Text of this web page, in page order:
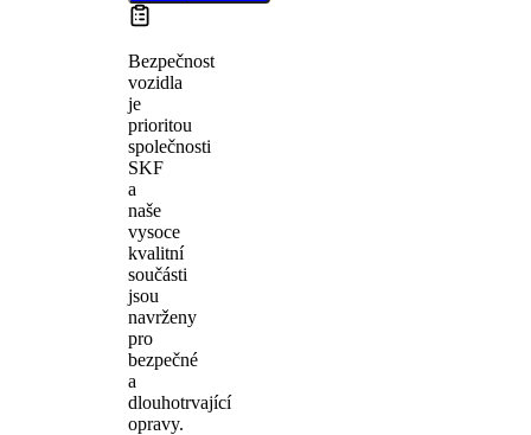
Bezpečnost
vozidla
je
prioritou
společnosti
SKF
a
naše
vysoce
kvalitní
součásti
jsou
navrženy
pro
bezpečné
a
dlouhotrvající
opravy.